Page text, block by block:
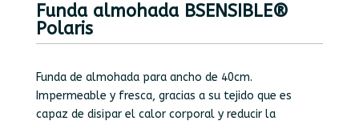
Funda almohada BSENSIBLE®
Polaris
Funda de almohada para ancho de 40cm.
Impermeable y fresca, gracias a su tejido que es
capaz de disipar el calor corporal y reducir la